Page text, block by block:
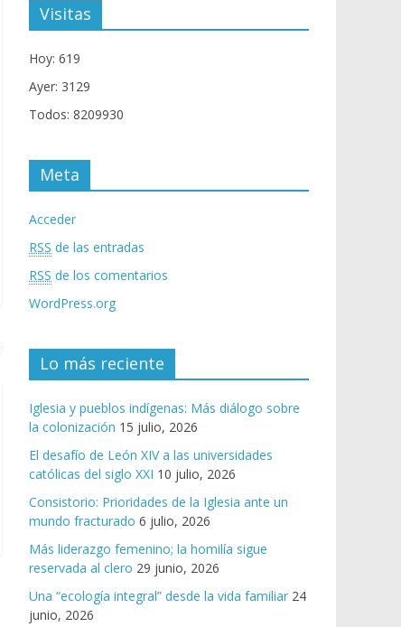
Visitas
Hoy: 619
Ayer: 3129
Todos: 8209930
Meta
Acceder
RSS de las entradas
RSS de los comentarios
WordPress.org
Lo más reciente
Iglesia y pueblos indígenas: Más diálogo sobre
la colonización 15 julio, 2026
El desafío de León XIV a las universidades
católicas del siglo XXI 10 julio, 2026
Consistorio: Prioridades de la Iglesia ante un
mundo fracturado 6 julio, 2026
Más liderazgo femenino; la homilía sigue
reservada al clero 29 junio, 2026
Una “ecología integral” desde la vida familiar 24
junio, 2026